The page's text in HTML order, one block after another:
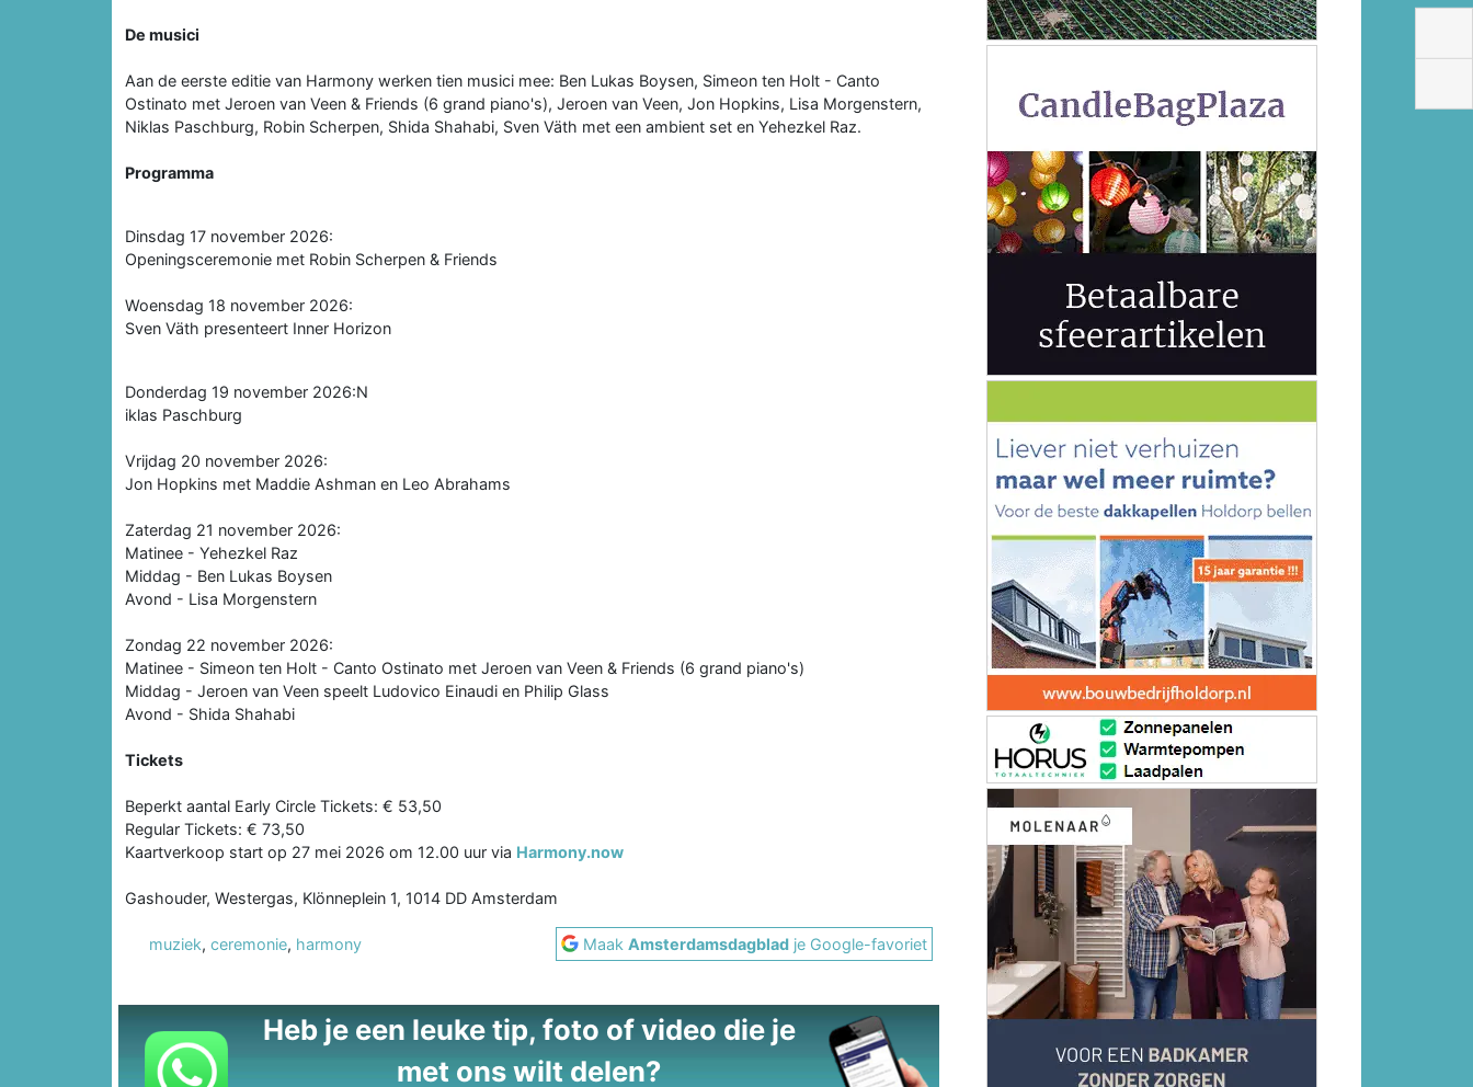
De musici
Aan de eerste editie van Harmony werken tien musici mee: Ben Lukas Boysen, Simeon ten Holt - Canto
Ostinato met Jeroen van Veen & Friends (6 grand piano's), Jeroen van Veen, Jon Hopkins, Lisa Morgenstern,
Niklas Paschburg, Robin Scherpen, Shida Shahabi, Sven Väth met een ambient set en Yehezkel Raz.
Programma
Dinsdag 17 november 2026:
Openingsceremonie met Robin Scherpen & Friends
Woensdag 18 november 2026:
Sven Väth presenteert Inner Horizon
Donderdag 19 november 2026:N
iklas Paschburg
Vrijdag 20 november 2026:
Jon Hopkins met Maddie Ashman en Leo Abrahams
Zaterdag 21 november 2026:
Matinee - Yehezkel Raz
Middag - Ben Lukas Boysen
Avond - Lisa Morgenstern
Zondag 22 november 2026:
Matinee - Simeon ten Holt - Canto Ostinato met Jeroen van Veen & Friends (6 grand piano's)
Middag - Jeroen van Veen speelt Ludovico Einaudi en Philip Glass
Avond - Shida Shahabi
Tickets
Beperkt aantal Early Circle Tickets: € 53,50
Regular Tickets: € 73,50
Kaartverkoop start op 27 mei 2026 om 12.00 uur via Harmony.now
Gashouder, Westergas, Klönneplein 1, 1014 DD Amsterdam
muziek, ceremonie, harmony MaakAmsterdamsdagblad je Google-favoriet
Heb je een leuke tip, foto of video die je
met ons wilt delen?